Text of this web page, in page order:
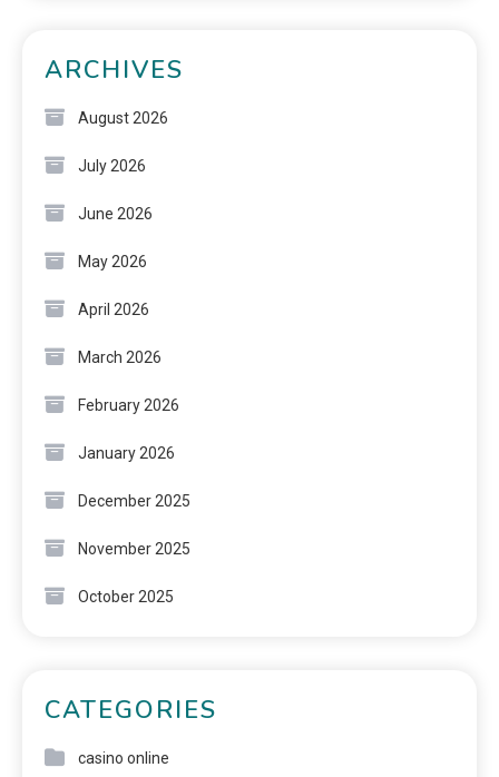
ARCHIVES
August 2026
July 2026
June 2026
May 2026
April 2026
March 2026
February 2026
January 2026
December 2025
November 2025
October 2025
CATEGORIES
casino online